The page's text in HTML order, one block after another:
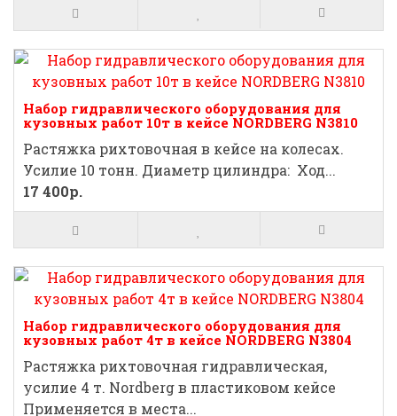
Набор гидравлического оборудования для
кузовных работ 10т в кейсе NORDBERG N3810
Растяжка рихтовочная в кейсе на колесах.
Усилие 10 тонн. Диаметр цилиндра: Ход...
17 400р.
Набор гидравлического оборудования для
кузовных работ 4т в кейсе NORDBERG N3804
Растяжка рихтовочная гидравлическая,
усилие 4 т. Nordberg в пластиковом кейсе
Применяется в места...